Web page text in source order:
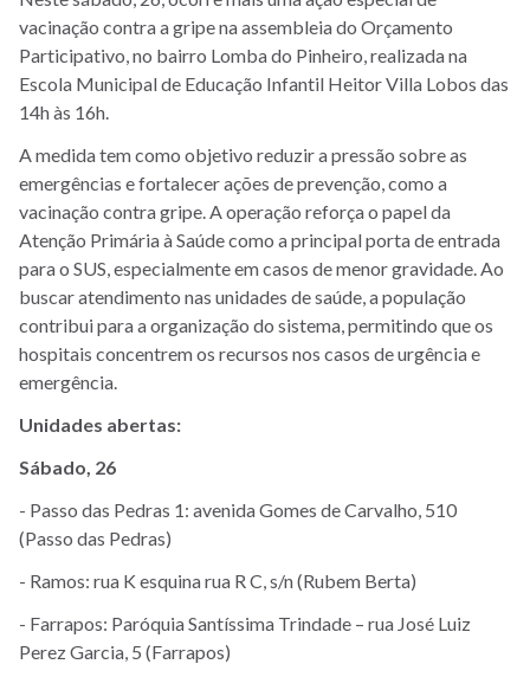
vacinação contra a gripe na assembleia do Orçamento
Participativo, no bairro Lomba do Pinheiro, realizada na
Escola Municipal de Educação Infantil Heitor Villa Lobos das
14h às 16h.
A medida tem como objetivo reduzir a pressão sobre as
emergências e fortalecer ações de prevenção, como a
vacinação contra gripe. A operação reforça o papel da
Atenção Primária à Saúde como a principal porta de entrada
para o SUS, especialmente em casos de menor gravidade. Ao
buscar atendimento nas unidades de saúde, a população
contribui para a organização do sistema, permitindo que os
hospitais concentrem os recursos nos casos de urgência e
emergência.
Unidades abertas:
Sábado, 26
- Passo das Pedras 1: avenida Gomes de Carvalho, 510
(Passo das Pedras)
- Ramos: rua K esquina rua R C, s/n (Rubem Berta)
- Farrapos: Paróquia Santíssima Trindade – rua José Luiz
Perez Garcia, 5 (Farrapos)